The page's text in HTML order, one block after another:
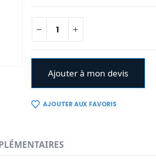
Ajouter à mon devis
AJOUTER AUX FAVORIS